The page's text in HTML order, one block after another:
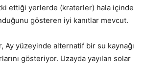
ettiği yerlerde (kraterler) hala içinde
gösteren iyi kanıtlar mevcut.
Ay yüzeyinde alternatif bir su kaynağı
gösteriyor. Uzayda yayılan solar